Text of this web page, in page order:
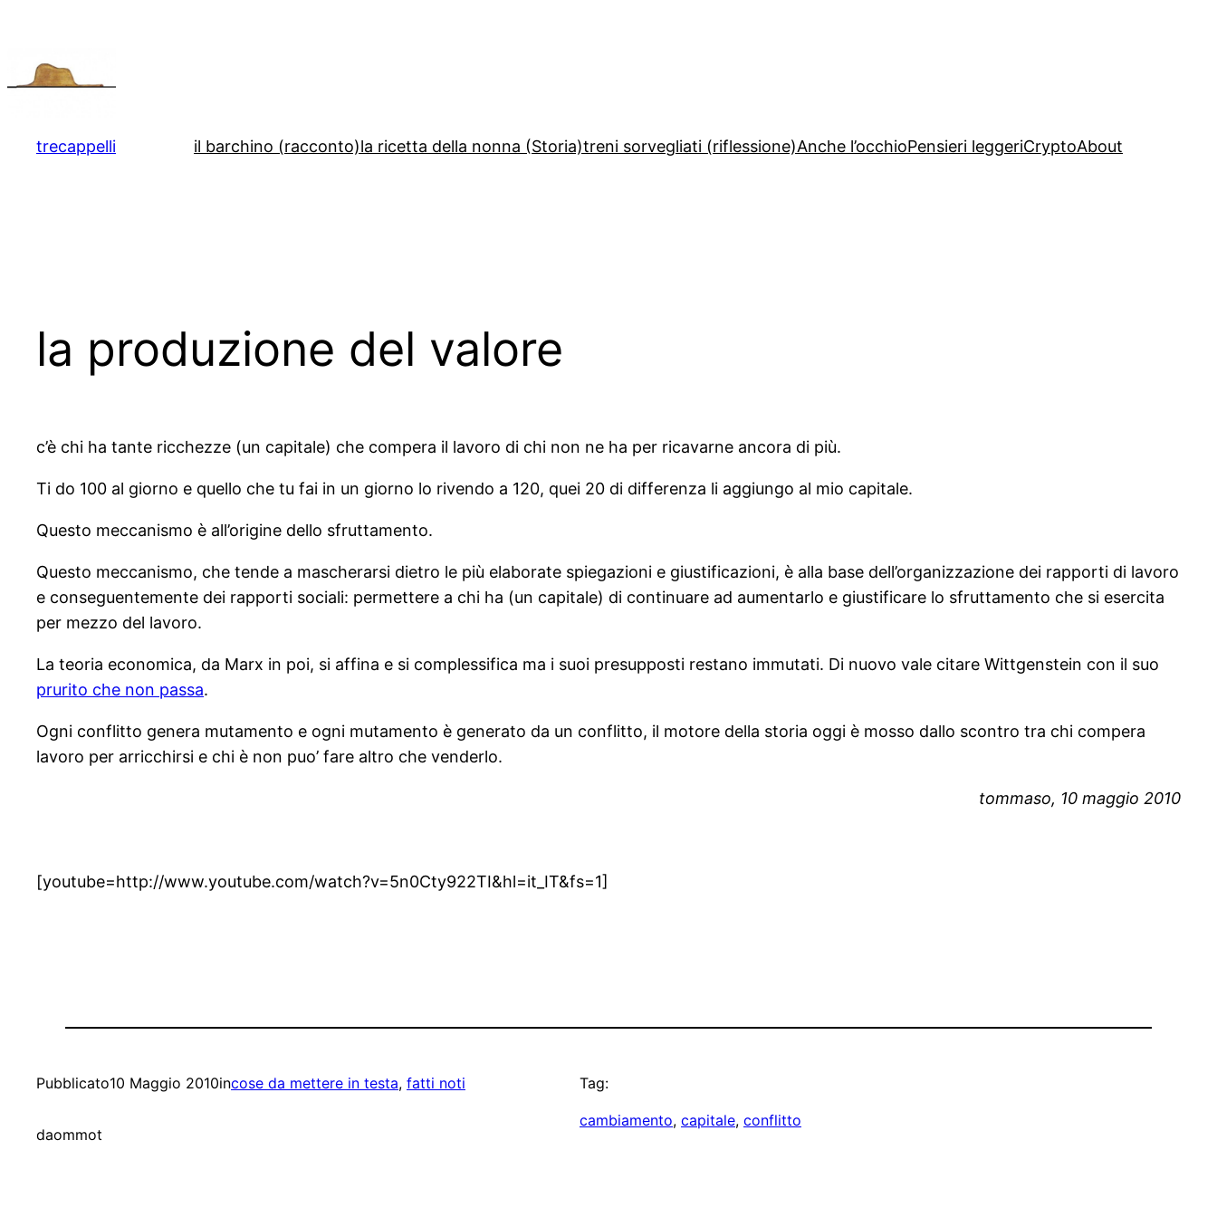
contenuto
trecappelli il barchino (racconto)la ricetta della nonna (Storia)treni sorvegliati (riflessione)Anche l’occhioPensieri leggeriCryptoAbout
la produzione del valore
c’è chi ha tante ricchezze (un capitale) che compera il lavoro di chi non ne ha per ricavarne ancora di più.
Ti do 100 al giorno e quello che tu fai in un giorno lo rivendo a 120, quei 20 di differenza li aggiungo al mio capitale.
Questo meccanismo è all’origine dello sfruttamento.
Questo meccanismo, che tende a mascherarsi dietro le più elaborate spiegazioni e giustificazioni, è alla base dell’organizzazione dei rapporti di lavoro
e conseguentemente dei rapporti sociali: permettere a chi ha (un capitale) di continuare ad aumentarlo e giustificare lo sfruttamento che si esercita
per mezzo del lavoro.
La teoria economica, da Marx in poi, si affina e si complessifica ma i suoi presupposti restano immutati. Di nuovo vale citare Wittgenstein con il suo
prurito che non passa.
Ogni conflitto genera mutamento e ogni mutamento è generato da un conflitto, il motore della storia oggi è mosso dallo scontro tra chi compera
lavoro per arricchirsi e chi è non puo’ fare altro che venderlo.
tommaso, 10 maggio 2010
[youtube=http://www.youtube.com/watch?v=5n0Cty922TI&hl=it_IT&fs=1]
Pubblicato10 Maggio 2010incose da mettere in testa, fatti noti
daommot
Tag:
cambiamento, capitale, conflitto